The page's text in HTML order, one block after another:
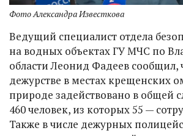
Фото Александра Известкова
Ведущий специалист отдела
на водных объектах ГУ МЧС по
области Леонид Фадеев сообщил,
дежурстве в местах крещенских
природе задействовано в общей
460 человек, из которых 55 —
Также в числе дежурных